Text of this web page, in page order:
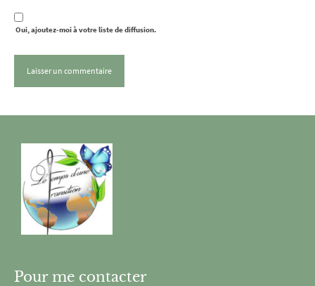
Oui, ajoutez-moi à votre liste de diffusion.
Pour me contacter